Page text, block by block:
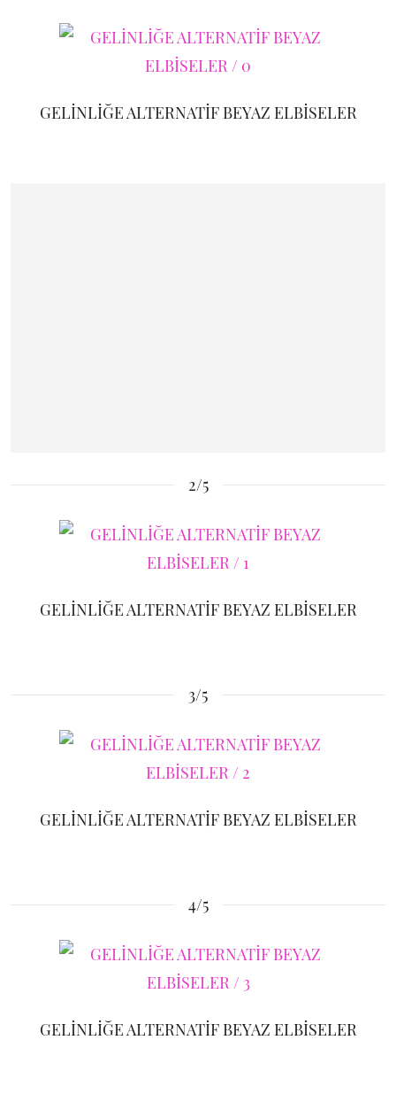
GELİNLİĞE ALTERNATİF BEYAZ ELBİSELER
2/5
GELİNLİĞE ALTERNATİF BEYAZ ELBİSELER
3/5
GELİNLİĞE ALTERNATİF BEYAZ ELBİSELER
4/5
GELİNLİĞE ALTERNATİF BEYAZ ELBİSELER